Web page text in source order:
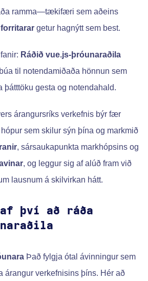
ramma—tækifæri sem aðeins
getur hagnýtt sem best.
Ráðið vue.js-þróunaraðila
til notendamiðaða hönnun sem
þátttöku gesta og notendahald.
árangursríks verkefnis býr fær
sem skilur sýn þína og markmið
, sársaukapunkta markhópsins og
, og leggur sig af alúð fram við
lausnum á skilvirkan hátt.
því að ráða
Það fylgja ótal ávinningur sem
árangur verkefnisins þíns. Hér að